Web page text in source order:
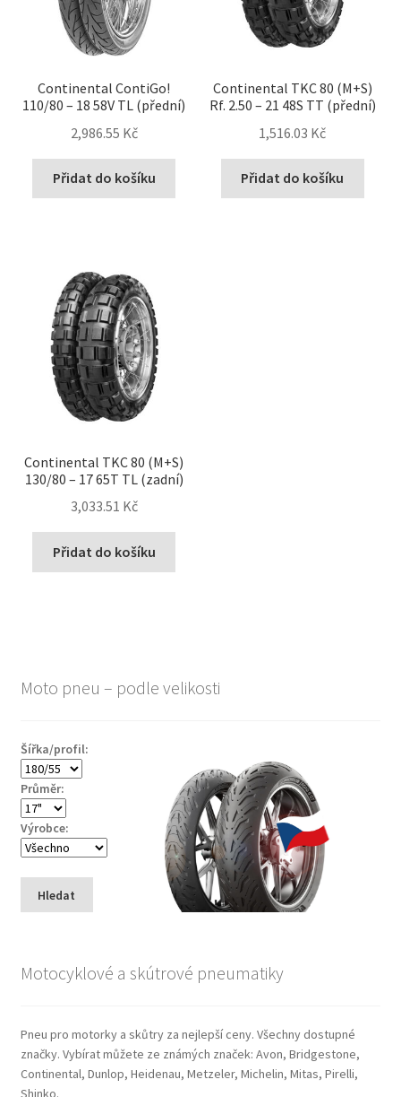
Continental ContiGo!
110/80 – 18 58V TL (přední)
2,986.55 Kč
Přidat do košíku
Continental TKC 80 (M+S)
Rf. 2.50 – 21 48S TT (přední)
1,516.03 Kč
Přidat do košíku
Continental TKC 80 (M+S)
130/80 – 17 65T TL (zadní)
3,033.51 Kč
Přidat do košíku
Moto pneu – podle velikosti
Šířka/profil:
Průměr:
Výrobce:
Hledat
Motocyklové a skútrové pneumatiky
Pneu pro motorky a skůtry za nejlepší ceny. Všechny dostupné
značky. Vybírat můžete ze známých značek: Avon, Bridgestone,
Continental, Dunlop, Heidenau, Metzeler, Michelin, Mitas, Pirelli,
Shinko.